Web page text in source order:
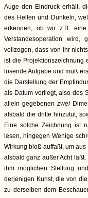
Auge den Eindruck erhält,
des Hellen und Dunkeln,
erkennen, ob wir z.B.
Verstandesoperation
vollzogen, dass von ihr
ist die Projektionszeichnung
lösende Aufgabe und muß
die Darstellung der
als Datum vorliegt, also des
allein gegebenenzwei
alsbald die dritte hinzutut,
Eine solche Zeichnung ist
lesen, hingegen Wenige
Wirkung bloß auffaßt, um
alsbald ganz außer Acht
ihm möglichen Stellung
derjenigen Kunst, die von
zu derselben dem